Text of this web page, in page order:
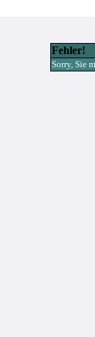
Fehler!
Sorry, Sie